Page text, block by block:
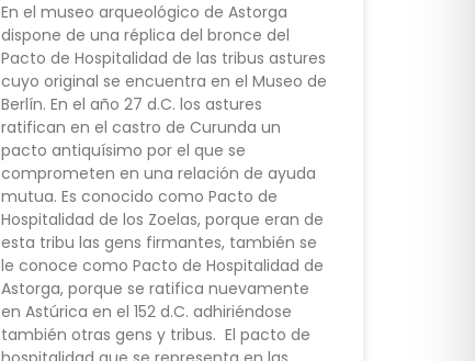
En el museo arqueológico de Astorga
dispone de una réplica del bronce del
Pacto de Hospitalidad de las tribus astures
cuyo original se encuentra en el Museo de
Berlín. En el año 27 d.C. los astures
ratifican en el castro de Curunda un
pacto antiquísimo por el que se
comprometen en una relación de ayuda
mutua. Es conocido como Pacto de
Hospitalidad de los Zoelas, porque eran de
esta tribu las gens firmantes, también se
le conoce como Pacto de Hospitalidad de
Astorga, porque se ratifica nuevamente
en Astúrica en el 152 d.C. adhiriéndose
también otras gens y tribus. El pacto de